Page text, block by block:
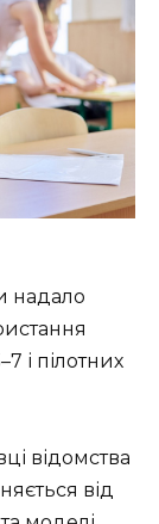
надало
і пілотних
відомства
від